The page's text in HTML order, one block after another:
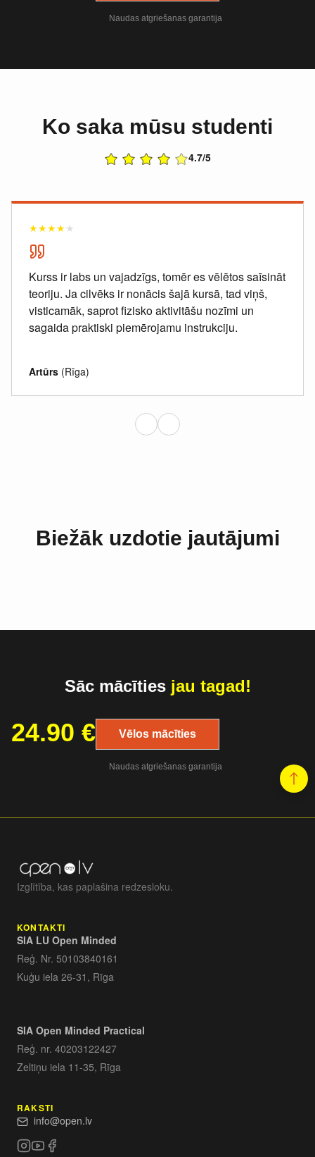
Naudas atgriešanas garantija
Ko saka mūsu studenti
4.7/5
★★★★★
Kurss ir labs un vajadzīgs, tomēr es vēlētos saīsināt
teoriju. Ja cilvēks ir nonācis šajā kursā, tad viņš,
visticamāk, saprot fizisko aktivitāšu nozīmi un
sagaida praktiski piemērojamu instrukciju.
Artūrs (Rīga)
Biežāk uzdotie jautājumi
Sāc mācīties jau tagad!
24.90 € Vēlos mācīties
Naudas atgriešanas garantija
Izglītība, kas paplašina redzesloku.
KONTAKTI
SIA LU Open Minded
Reģ. Nr. 50103840161
Kuģu iela 26-31, Rīga
SIA Open Minded Practical
Reģ. nr. 40203122427
Zeltiņu iela 11-35, Rīga
RAKSTI
info@open.lv